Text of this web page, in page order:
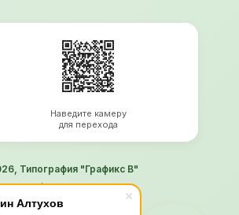
Алтухов
Наведите камеру
для перехода
Типография "Графикс В"
конфиденциальности
на обработку ПД
не является офертой